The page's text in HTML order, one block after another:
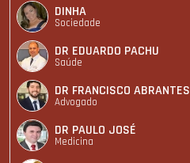
DINHA
Sociedade
DR EDUARDO PACHU
Saúde
DR FRANCISCO ABRANTES
Advogado
DR PAULO JOSÉ
Medicina